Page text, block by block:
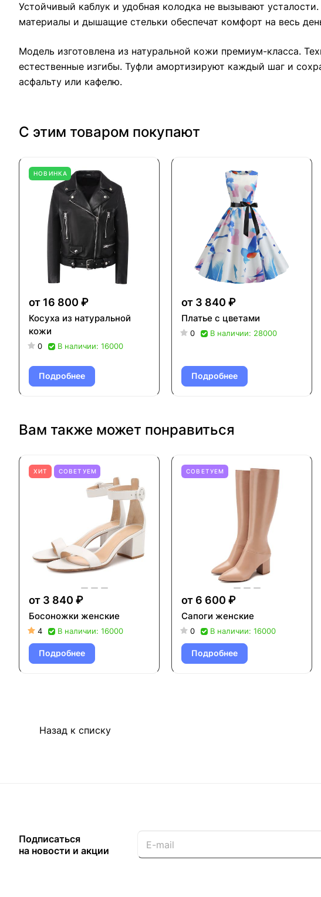
Устойчивый каблук и удобная колодка не вызывают
материалы и дышащие стельки обеспечат комфорт на весь
Модель изготовлена из натуральной кожи премиум-класса.
естественные изгибы. Туфли амортизируют каждый шаг и
асфальту или кафелю.
С этим товаром покупают
НОВИНКА
от 16 800 ₽
Косуха из натуральной
кожи
0 В наличии: 16000
Подробнее
от 3 840 ₽
Платье с цветами
0 В наличии: 28000
Подробнее
Вам также может понравиться
ХИТ СОВЕТУЕМ
от 3 840 ₽
Босоножки женские
4 В наличии: 16000
Подробнее
СОВЕТУЕМ
от 6 600 ₽
Сапоги женские
0 В наличии: 16000
Подробнее
Назад к списку
Подписаться
на новости и акции